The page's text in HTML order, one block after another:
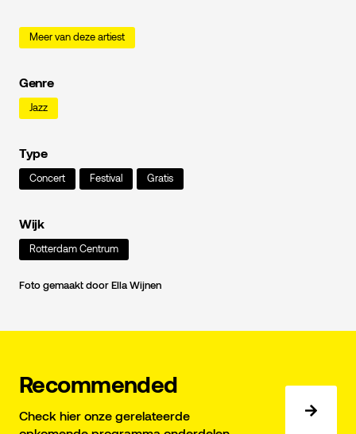
Meer van deze artiest
Genre
Jazz
Type
Concert Festival Gratis
Wijk
Rotterdam Centrum
Foto gemaakt door Ella Wijnen
Recommended
Check hier onze gerelateerde